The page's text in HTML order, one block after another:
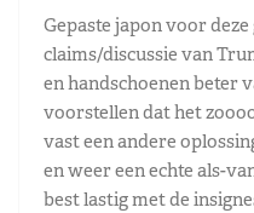
Gepaste japon voor
claims/discussie van
en handschoenen beter
voorstellen dat het
vast een andere
en weer een echte als-
best lastig met de